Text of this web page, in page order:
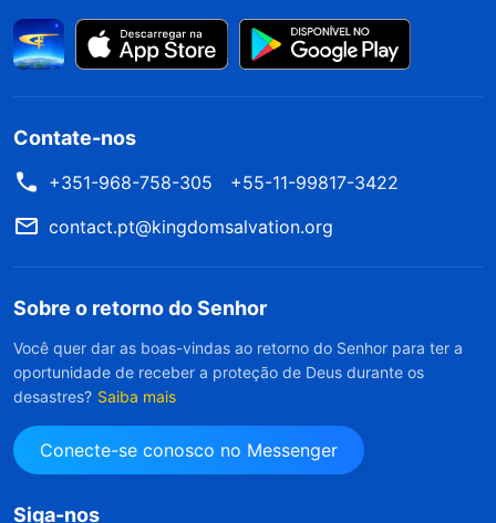
Contate-nos
+351-968-758-305
+55-11-99817-3422
contact.pt@kingdomsalvation.org
Sobre o retorno do Senhor
Você quer dar as boas-vindas ao retorno do Senhor para ter a
oportunidade de receber a proteção de Deus durante os
desastres? Saiba mais
Conecte-se conosco no Messenger
Siga-nos